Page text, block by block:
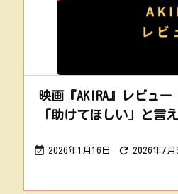
映画『AKIRA』レビュ
「助けてほしい」と言
 2026年1月16日  2026年7月